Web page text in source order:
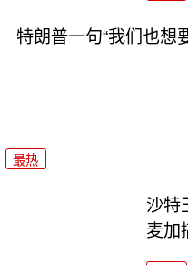
特朗普一句“我们也想
最热
沙特
麦加